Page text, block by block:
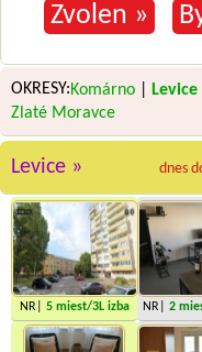
Zvolen »
OKRESY:Komárno Levice
Zlaté Moravce
dnes
Levice »
NR| 5 miest/3L izba NR| 2